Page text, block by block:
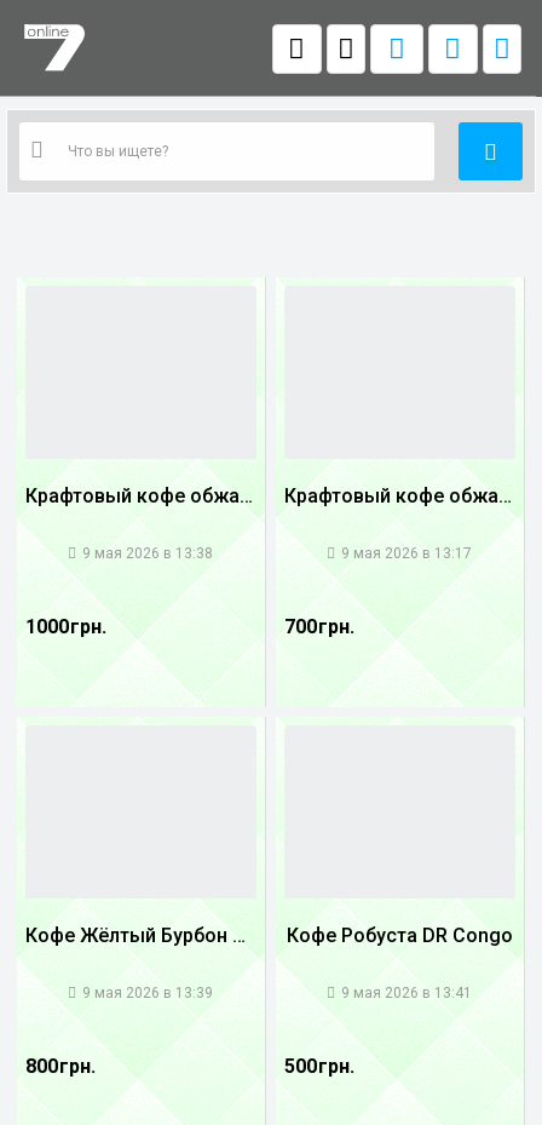
Крафтовый кофе обжареный Танзания
9 мая 2026 в 13:38
1000 грн.
Крафтовый кофе обжареный купаж арабики 3...
9 мая 2026 в 13:17
700 грн.
Кофе Жёлтый Бурбон Бразилия
9 мая 2026 в 13:39
800 грн.
Кофе Робуста DR Congo
9 мая 2026 в 13:41
500 грн.